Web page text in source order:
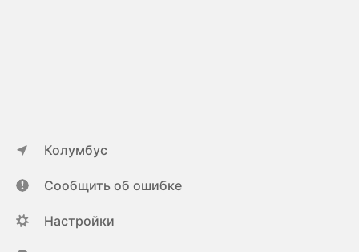
Колумбус
Сообщить об ошибке
Настройки